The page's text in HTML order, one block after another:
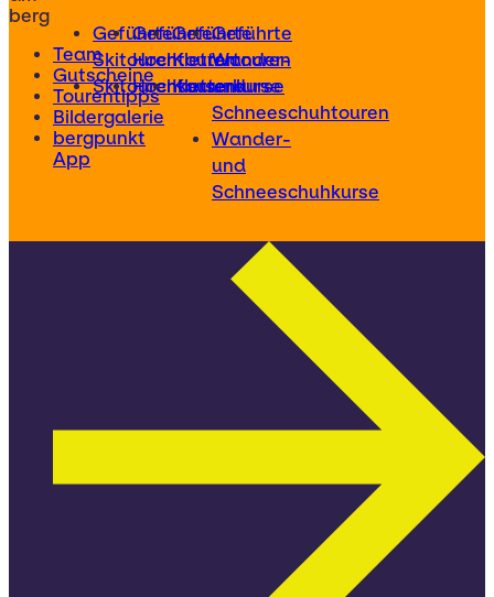
berg
Team
Gutscheine
Tourentipps
Bildergalerie
bergpunkt
App
Geführte
Skitouren
Skitourenkurse
Geführte
Hochtouren
Hochtourenkurse
Geführte
Klettertouren
Kletterkurse
Geführte
Wander-
und
Schneeschuhtouren
Wander-
und
Schneeschuhkurse